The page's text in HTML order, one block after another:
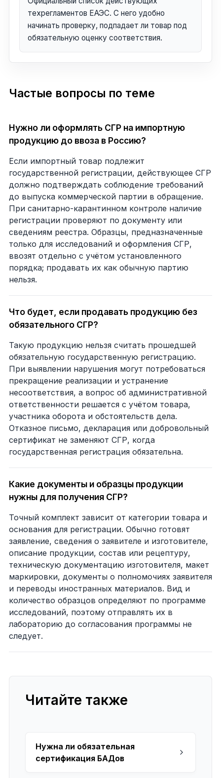
техрегламентов ЕАЭС. С него удобно
начинать проверку, подпадает ли товар под
обязательную оценку соответствия.
Частые вопросы по теме
Нужно ли оформлять СГР на импортную
продукцию до ввоза в Россию?
Если импортный товар подлежит
государственной регистрации, действующее СГР
должно подтверждать соблюдение требований
до выпуска коммерческой партии в обращение.
При санитарно-карантинном контроле наличие
регистрации проверяют по документу или
сведениям реестра. Образцы, предназначенные
только для исследований и оформления СГР,
ввозят отдельно с учётом установленного
порядка; продавать их как обычную партию
нельзя.
Что будет, если продавать продукцию без
обязательного СГР?
Такую продукцию нельзя считать прошедшей
обязательную государственную регистрацию.
При выявлении нарушения могут потребоваться
прекращение реализации и устранение
несоответствия, а вопрос об административной
ответственности решается с учётом товара,
участника оборота и обстоятельств дела.
Отказное письмо, декларация или добровольный
сертификат не заменяют СГР, когда
государственная регистрация обязательна.
Какие документы и образцы продукции
нужны для получения СГР?
Точный комплект зависит от категории товара и
основания для регистрации. Обычно готовят
заявление, сведения о заявителе и изготовителе,
описание продукции, состав или рецептуру,
техническую документацию изготовителя, макет
маркировки, документы о полномочиях заявителя
и переводы иностранных материалов. Вид и
количество образцов определяют по программе
исследований, поэтому отправлять их в
лабораторию до согласования программы не
следует.
Читайте также
Нужна ли обязательная
сертификация БАДов